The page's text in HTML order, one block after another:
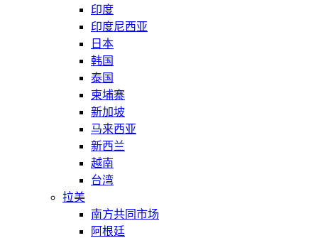
印度
印度尼西亚
日本
韩国
泰国
柬埔寨
新加坡
马来西亚
新西兰
越南
台湾
拉美
南方共同市场
阿根廷